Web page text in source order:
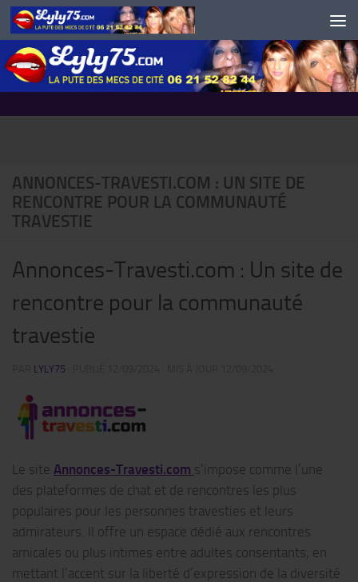
Skip to content
ANNONCES-TRAVESTI.COM : UN SITE DE
RENCONTRE POUR LA COMMUNAUTÉ
TRAVESTIE
Annonces-Travesti.com : Un site de
rencontre pour la communauté
travestie
LYLY75
Le site Annonces-Travesti.com s’impose comme l’une
des plateformes de chat et de rencontres les plus
populaires pour les personnes travesties et leurs
admirateurs. Il offre un espace dédié aux rencontres
amicales ou plus intimes entre adultes consentants, en
mettant l’accent sur la liberté d’expression de la diversité